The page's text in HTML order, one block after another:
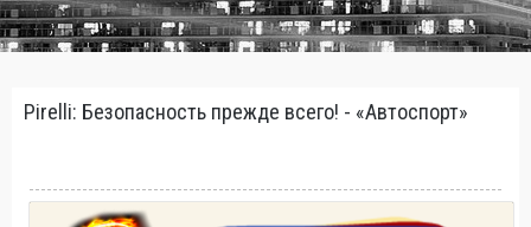
Pirelli: Безопасность прежде всего! - «Автоспорт»